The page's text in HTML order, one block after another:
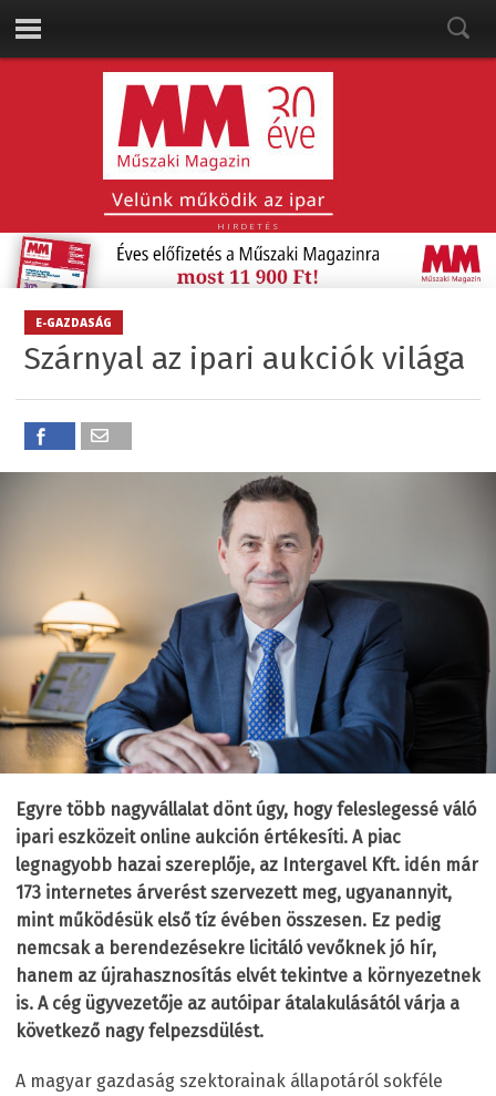
HIRDETÉS
E-GAZDASÁG
Szárnyal az ipari aukciók világa
Egyre több nagyvállalat dönt úgy, hogy feleslegessé váló
ipari eszközeit online aukción értékesíti. A piac
legnagyobb hazai szereplője, az Intergavel Kft. idén már
173 internetes árverést szervezett meg, ugyanannyit,
mint működésük első tíz évében összesen. Ez pedig
nemcsak a berendezésekre licitáló vevőknek jó hír,
hanem az újrahasznosítás elvét tekintve a környezetnek
is. A cég ügyvezetője az autóipar átalakulásától várja a
következő nagy felpezsdülést.
A magyar gazdaság szektorainak állapotáról sokféle